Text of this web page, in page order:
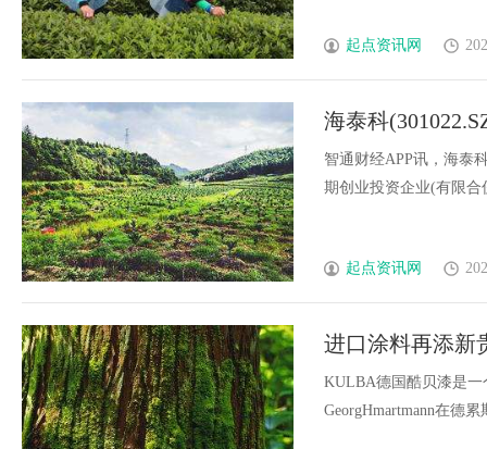
起点资讯网
海泰科
超3%股份
智通财经APP讯，海泰
期创业投资企业(有限合
起点资讯网
进口涂料再添新
KULBA德国酷贝漆是一
GeorgHmartmann在德